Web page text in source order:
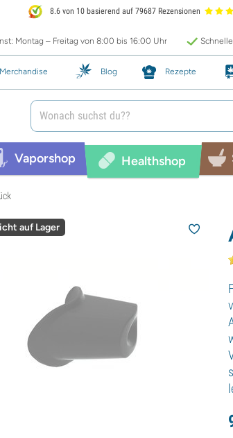
8.6 von 10 basierend auf 79687 Rezensionen
Montag – Freitag von 8:00 bis 16:00 Uhr
Merchandise Blog Rezepte
Vaporshop Healthshop
auf Lager